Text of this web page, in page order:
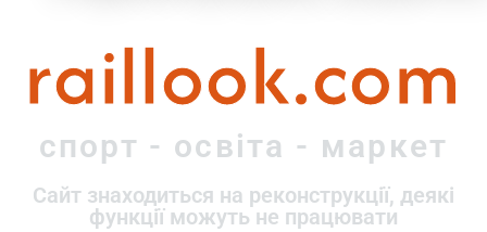
raillook.com
спорт - освіта - маркет
Сайт знаходиться на реконструкції, деякі
функції можуть не працювати